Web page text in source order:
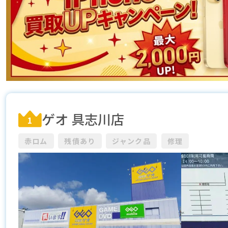
1 ゲオ 具志川店
赤ロム 残債あり ジャンク品 修理